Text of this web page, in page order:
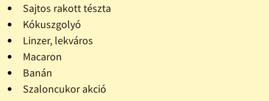
Sajtos rakott tészta
Kókuszgolyó
Linzer, lekváros
Macaron
Banán
Szaloncukor akció